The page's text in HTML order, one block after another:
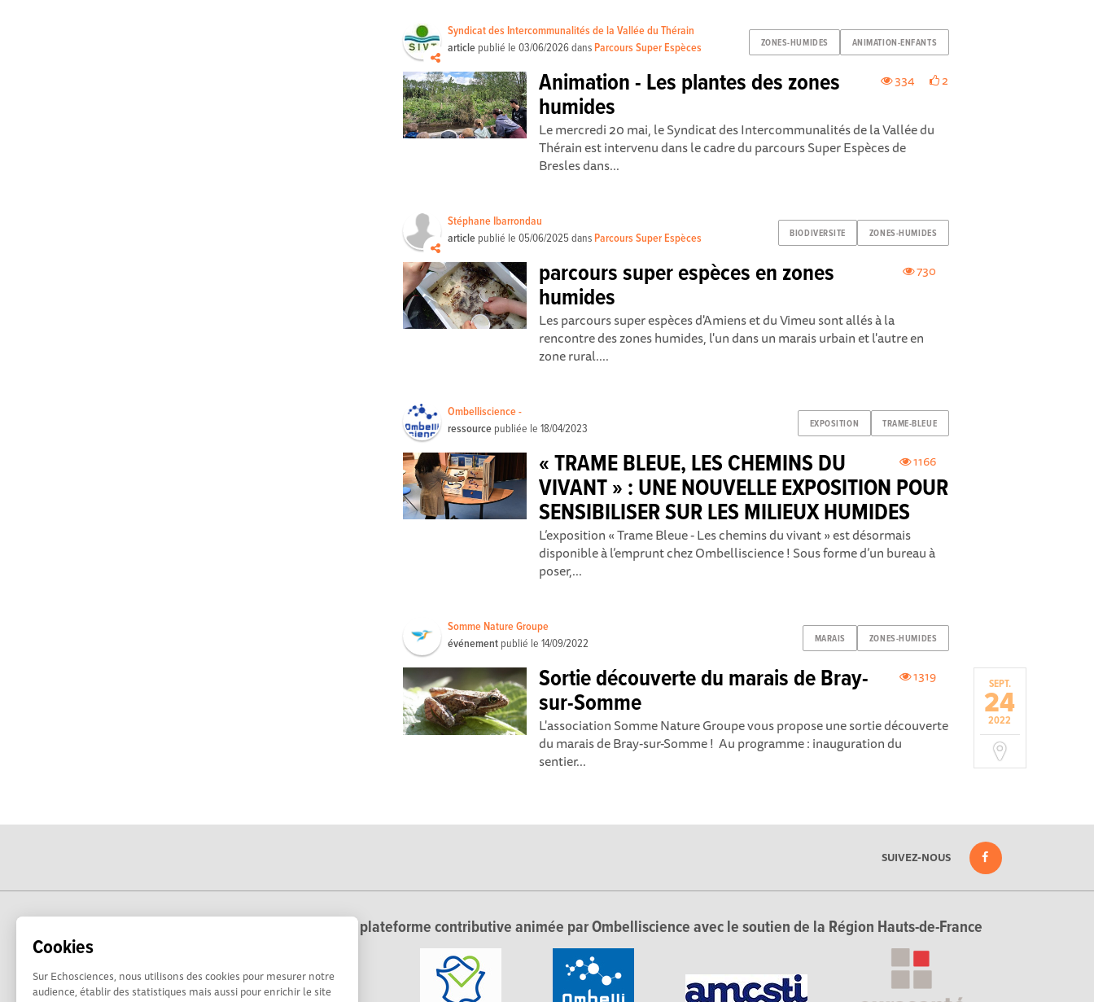
Cookies
Sur Echosciences, nous utilisons des cookies pour mesurer notre
audience, établir des statistiques mais aussi pour enrichir le site
ZONES-HUMIDES ANIMATION-ENFANTS
Syndicat des Intercommunalités de la Vallée du Thérain
article publié le03/06/2026dans Parcours Super Espèces
334 2
Animation - Les plantes des zones
humides
Le mercredi 20 mai, le Syndicat des Intercommunalités de la Vallée du
Thérain est intervenu dans le cadre du parcours Super Espèces de
Bresles dans...
BIODIVERSITE ZONES-HUMIDES
Stéphane Ibarrondau
article publié le05/06/2025dans Parcours Super Espèces
730
parcours super espèces en zones
humides
Les parcours super espèces d'Amiens et du Vimeu sont allés à la
rencontre des zones humides, l'un dans un marais urbain et l'autre en
zone rural....
EXPOSITION TRAME-BLEUE
Ombelliscience -
ressource publiée le18/04/2023
1166
« TRAME BLEUE, LES CHEMINS DU
VIVANT » : UNE NOUVELLE EXPOSITION POUR
SENSIBILISER SUR LES MILIEUX HUMIDES
L’exposition « Trame Bleue - Les chemins du vivant » est désormais
disponible à l’emprunt chez Ombelliscience ! Sous forme d’un bureau à
poser,...
MARAIS ZONES-HUMIDES
Somme Nature Groupe
événement publié le14/09/2022
SEPT.
24
2022
1319
Sortie découverte du marais de Bray-
sur-Somme
L'association Somme Nature Groupe vous propose une sortie découverte
du marais de Bray-sur-Somme ! Au programme : inauguration du
sentier...
SUIVEZ-NOUS
Echosciences Hauts-de-France est une plateforme contributive animée par Ombelliscience avec le soutien de la Région Hauts-de-France